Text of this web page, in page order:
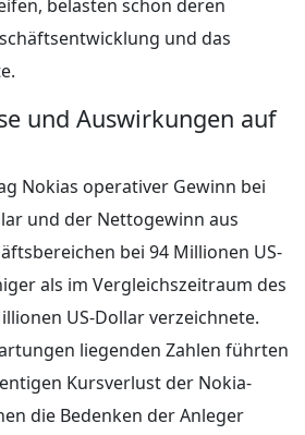
belasten schon deren
und das
und Auswirkungen auf
Nokias operativer Gewinn bei
und der Nettogewinn aus
bei 94 Millionen US-
als im Vergleichszeitraum des
US-Dollar verzeichnete.
liegenden Zahlen führten
Kursverlust der Nokia-
die Bedenken der Anleger